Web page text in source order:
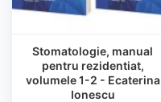
Stomatologie, manual
pentru rezidentiat,
volumele 1-2 - Ecaterina
Ionescu